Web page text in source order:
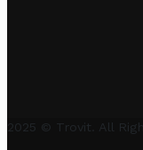
2025 © Trovit. All